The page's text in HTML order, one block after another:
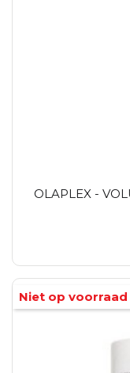
OLAPLEX -
Niet op voorraad